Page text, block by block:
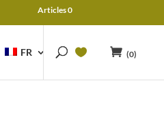
Articles 0
FR (0)